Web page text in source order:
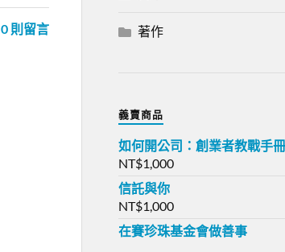
0則留言 著作
義賣商品
如何開公司：創業者教戰手冊
NT$1,000
信託與你
NT$1,000
在賽珍珠基金會做善事